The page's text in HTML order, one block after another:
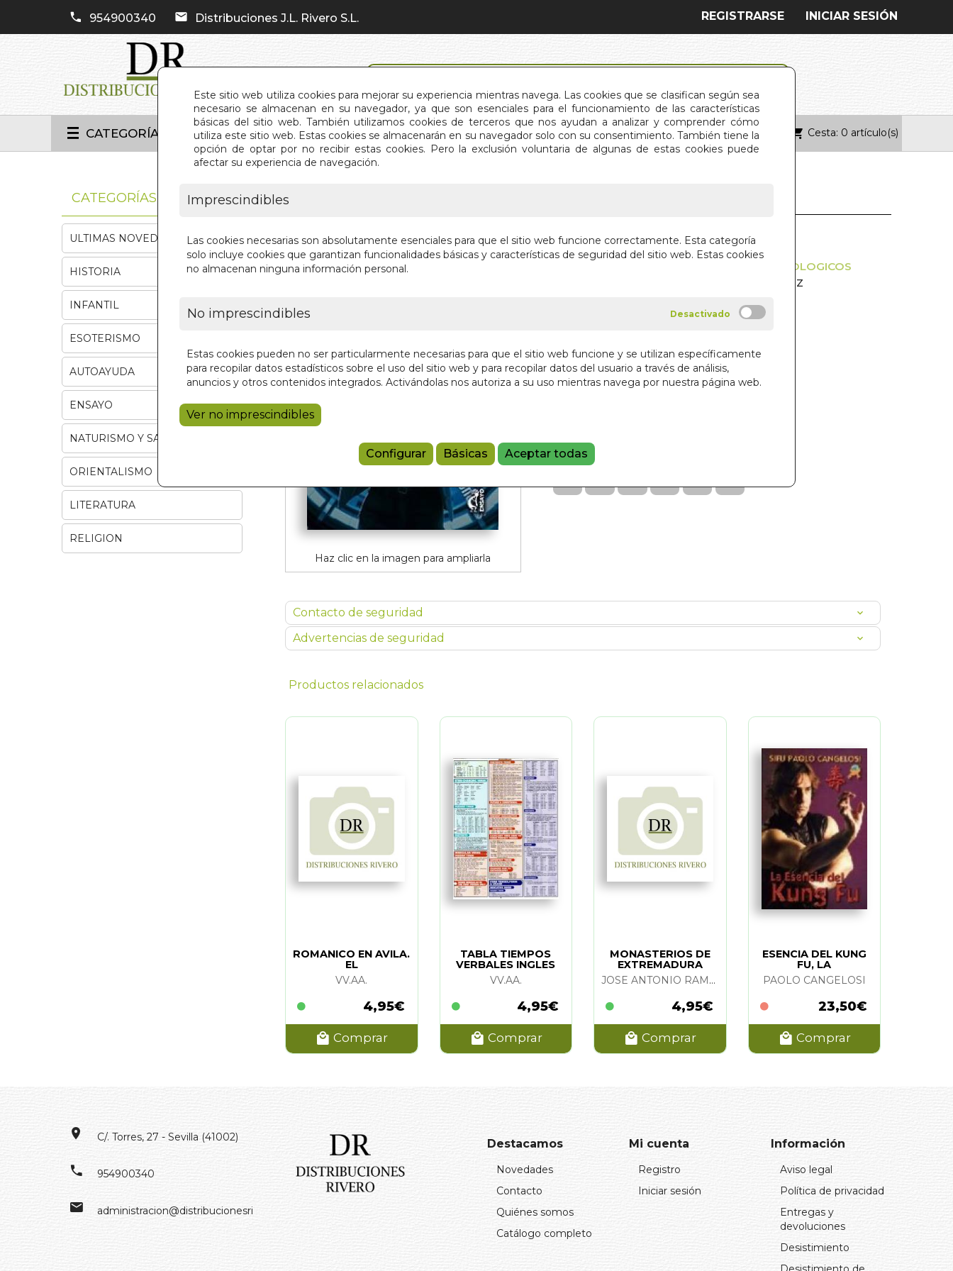
Este sitio web utiliza cookies para mejorar su experiencia mientras navega. Las cookies que se clasifican según sea
necesario se almacenan en su navegador, ya que son esenciales para el funcionamiento de las características
básicas del sitio web. También utilizamos cookies de terceros que nos ayudan a analizar y comprender cómo
utiliza este sitio web. Estas cookies se almacenarán en su navegador solo con su consentimiento. También tiene la
opción de optar por no recibir estas cookies. Pero la exclusión voluntaria de algunas de estas cookies puede
afectar su experiencia de navegación.
Imprescindibles
Las cookies necesarias son absolutamente esenciales para que el sitio web funcione correctamente. Esta categoría
solo incluye cookies que garantizan funcionalidades básicas y características de seguridad del sitio web. Estas cookies
no almacenan ninguna información personal.
No imprescindibles
Estas cookies pueden no ser particularmente necesarias para que el sitio web funcione y se utilizan específicamente
para recopilar datos estadísticos sobre el uso del sitio web y para recopilar datos del usuario a través de análisis,
anuncios y otros contenidos integrados. Activándolas nos autoriza a su uso mientras navega por nuestra página web.
Ver no imprescindibles
Configurar Básicas Aceptar todas
954900340 Distribuciones J.L. Rivero S.L. INICIAR SESIÓN
REGISTRARSE
CATEGORÍAS INICIO QUIÉNES SOMOS CONTACTO Cesta: 0 artículo(s)
Haz clic en la imagen para ampliarla
PALABROS 3.0
DOMINAR LOS NUEVOS VOCABLOS TECNOLOGICOS
LEON ARSENAL Y RUBEN GARCIA LOPEZ
16,00 €
Añadir a la cesta
Referencia:
Contacto de seguridad
Advertencias de seguridad
Productos relacionados
ROMANICO EN AVILA.
EL
VV.AA.
4,95€
Comprar
TABLA TIEMPOS
VERBALES INGLES
(LAMINA)
VV.AA.
4,95€
Comprar
MONASTERIOS DE
EXTREMADURA
JOSE ANTONIO RAMOS RUBIO
4,95€
Comprar
ESENCIA DEL KUNG
FU, LA
PAOLO CANGELOSI
23,50€
Comprar
CATEGORÍAS
ULTIMAS NOVEDADES
HISTORIA
INFANTIL
ESOTERISMO
AUTOAYUDA
ENSAYO
NATURISMO Y SALUD
ORIENTALISMO
LITERATURA
RELIGION
C/. Torres, 27 - Sevilla (41002)
954900340
administracion@distribucionesrivero.es
Destacamos
Novedades
Contacto
Quiénes somos
Catálogo completo
Mi cuenta
Registro
Iniciar sesión
Información
Aviso legal
Política de privacidad
Entregas y
devoluciones
Desistimiento